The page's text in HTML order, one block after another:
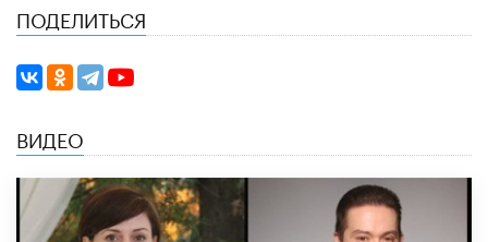
ПОДЕЛИТЬСЯ
ВИДЕО